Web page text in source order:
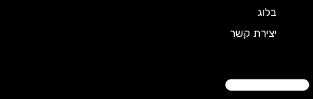
בלוג
יצירת קשר